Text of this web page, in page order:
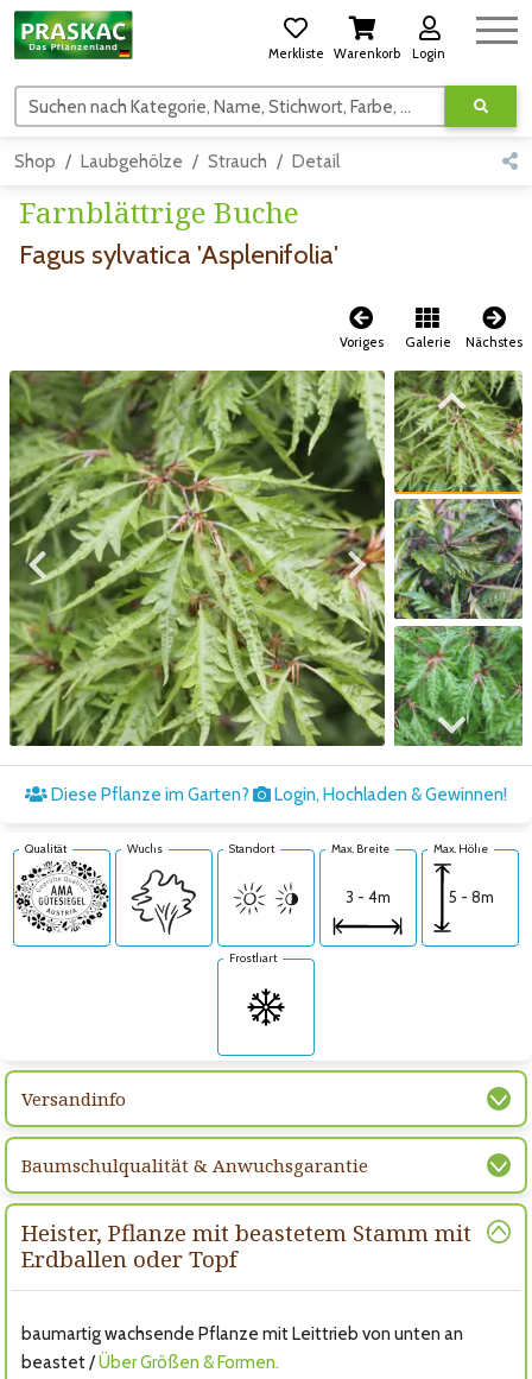
Merkliste Warenkorb Login
Suchen nach Kategorie, Name, Stichwort, Farbe, usw.
Shop Laubgehölze Strauch Detail
Farnblättrige Buche
Fagus sylvatica 'Asplenifolia'
Voriges Galerie Nächstes
Zum vorigen Bild Zum nächsten Bild
Zum vorigen Bild
Zum nächsten Bild
Diese Pflanze im Garten? Login, Hochladen & Gewinnen!
Qualität Wuchs Standort Max. Breite
3 - 4m
Max. Höhe
5 - 8m
Frosthart
Versandinfo
Baumschulqualität & Anwuchsgarantie
Heister, Pflanze mit beastetem Stamm mit
Erdballen oder Topf
baumartig wachsende Pflanze mit Leittrieb von unten an
beastet /Über Größen & Formen.